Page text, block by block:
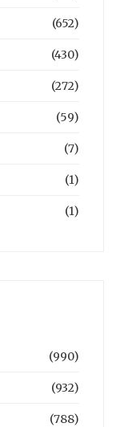
(652)
(430)
(272)
(59)
(7)
(1)
(1)
(990)
(932)
(788)